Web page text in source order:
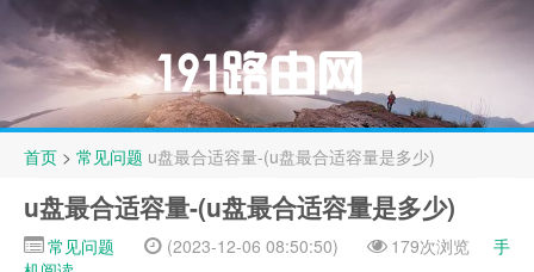
首页 > 常见问题 u盘最合适容量-(u盘最合适容量是多少)
u盘最合适容量-(u盘最合适容量是多少)
常见问题 (2023-12-06 08:50:50) 179次浏览
手